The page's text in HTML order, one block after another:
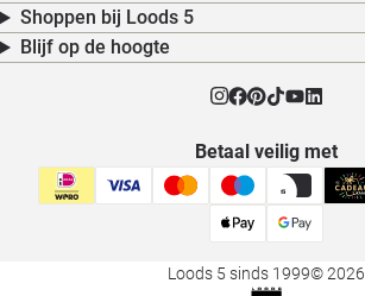
Shoppen bij Loods 5
Blijf op de hoogte
Betaal veilig met
Loods 5 sinds 1999© 2026